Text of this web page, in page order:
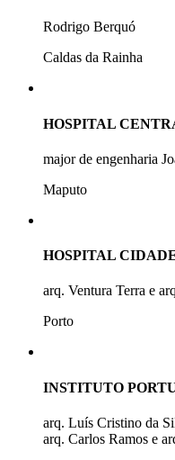
Rodrigo Berquó
Caldas da Rainha
HOSPITAL
major de engenharia
Maputo
HOSPITAL
arq. Ventura Terra e
Porto
INSTITUTO
arq. Luís Cristino da
arq. Carlos Ramos e